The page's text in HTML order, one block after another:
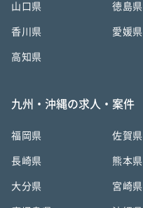
山口県 徳島県
香川県 愛媛県
高知県
九州・沖縄の求人・案件
福岡県 佐賀県
長崎県 熊本県
大分県 宮崎県